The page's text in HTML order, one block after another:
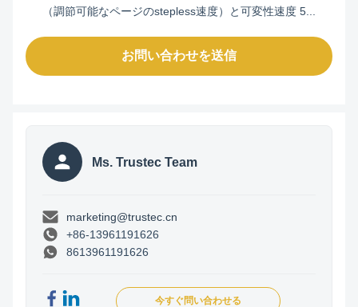
（調節可能なページのstepless速度）と可変性速度 5...
お問い合わせを送信
Ms. Trustec Team
marketing@trustec.cn
+86-13961191626
8613961191626
今すぐ問い合わせる